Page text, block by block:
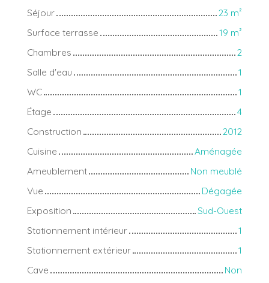
Séjour
23 m²
Surface terrasse
19 m²
Chambres
2
Salle d'eau
1
WC
1
Étage
4
Construction
2012
Cuisine
Aménagée
Ameublement
Non meublé
Vue
Dégagée
Exposition
Sud-Ouest
Stationnement intérieur
1
Stationnement extérieur
1
Cave
Non